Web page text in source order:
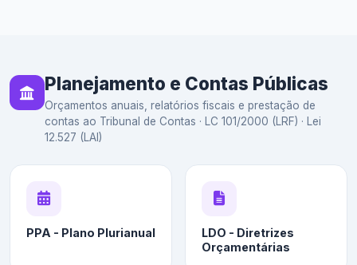
Planejamento e Contas Públicas
Orçamentos anuais, relatórios fiscais e prestação de
contas ao Tribunal de Contas · LC 101/2000 (LRF) · Lei
12.527 (LAI)
PPA - Plano Plurianual
LDO - Diretrizes
Orçamentárias